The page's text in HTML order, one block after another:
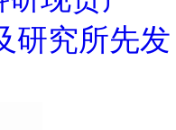
研究所先发